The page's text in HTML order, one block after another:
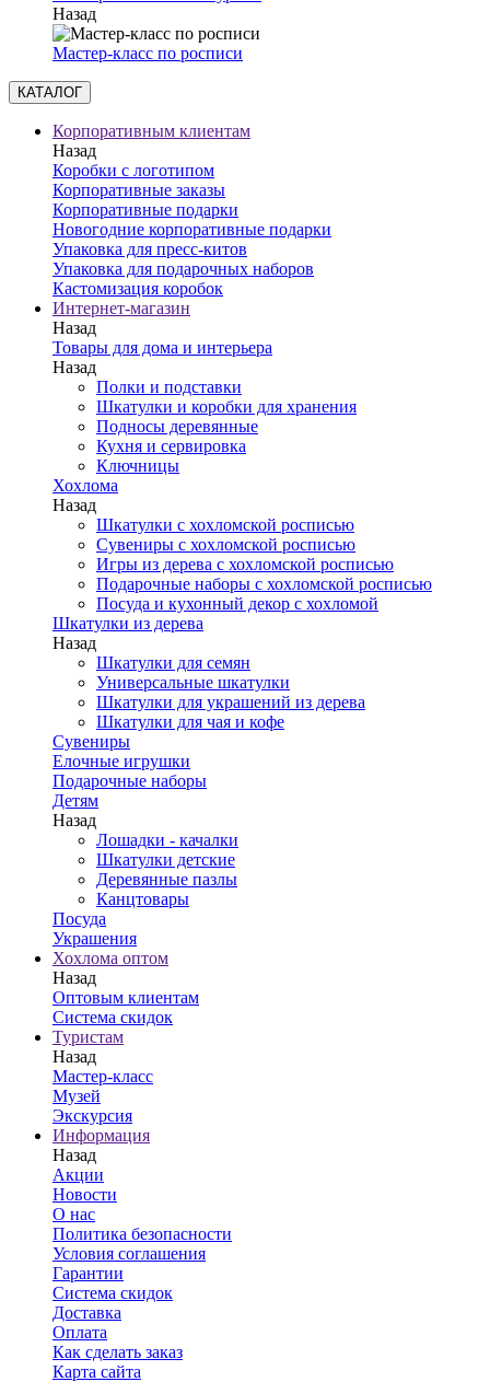
Назад
Мастер-класс по росписи
КАТАЛОГ
Корпоративным клиентам
Назад
Коробки с логотипом
Корпоративные заказы
Корпоративные подарки
Новогодние корпоративные подарки
Упаковка для пресс-китов
Упаковка для подарочных наборов
Кастомизация коробок
Интернет-магазин
Назад
Товары для дома и интерьера
Назад
Полки и подставки
Шкатулки и коробки для хранения
Подносы деревянные
Кухня и сервировка
Ключницы
Хохлома
Назад
Шкатулки с хохломской росписью
Сувениры с хохломской росписью
Игры из дерева с хохломской росписью
Подарочные наборы с хохломской росписью
Посуда и кухонный декор с хохломой
Шкатулки из дерева
Назад
Шкатулки для семян
Универсальные шкатулки
Шкатулки для украшений из дерева
Шкатулки для чая и кофе
Сувениры
Елочные игрушки
Подарочные наборы
Детям
Назад
Лошадки - качалки
Шкатулки детские
Деревянные пазлы
Канцтовары
Посуда
Украшения
Хохлома оптом
Назад
Оптовым клиентам
Система скидок
Туристам
Назад
Мастер-класс
Музей
Экскурсия
Информация
Назад
Акции
Новости
О нас
Политика безопасности
Условия соглашения
Гарантии
Система скидок
Доставка
Оплата
Как сделать заказ
Карта сайта